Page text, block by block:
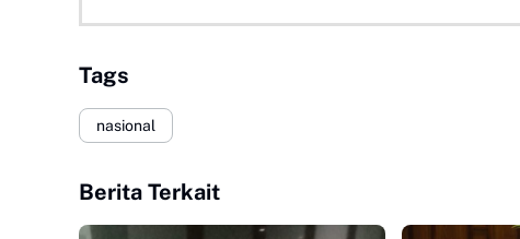
Tags
nasional
Berita Terkait